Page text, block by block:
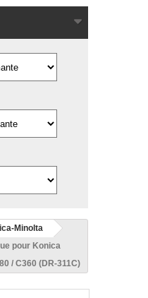
Minolta
pour Konica
/ C360 (DR-311C)